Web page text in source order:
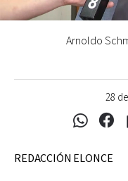
28
Arnoldo
REDACCIÓN ELONCE